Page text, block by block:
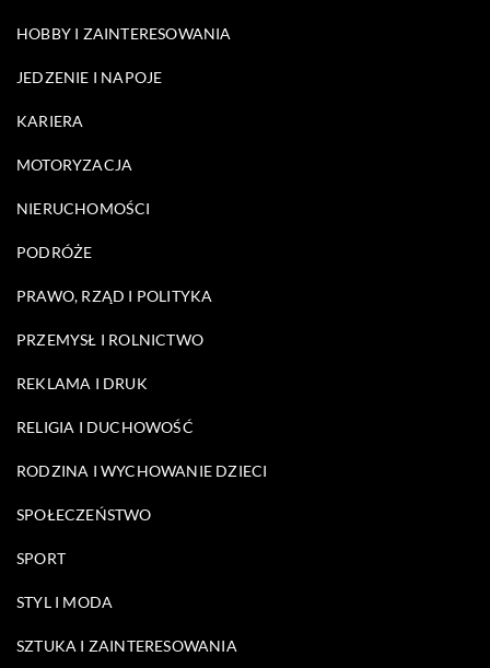
HOBBY I ZAINTERESOWANIA
JEDZENIE I NAPOJE
KARIERA
MOTORYZACJA
NIERUCHOMOŚCI
PODRÓŻE
PRAWO, RZĄD I POLITYKA
PRZEMYSŁ I ROLNICTWO
REKLAMA I DRUK
RELIGIA I DUCHOWOŚĆ
RODZINA I WYCHOWANIE DZIECI
SPOŁECZEŃSTWO
SPORT
STYL I MODA
SZTUKA I ZAINTERESOWANIA